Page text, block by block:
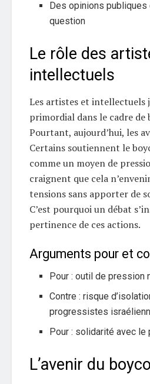
Des opinions
question
Le rôle des
intellectuels
Les artistes et intellectuels
primordial dans le cadre
Pourtant, aujourd’hui, les
Certains soutiennent le
comme un moyen de
craignent que cela
tensions sans apporter de
C’est pourquoi un débat
pertinence de ces actions.
Arguments pour et
Pour : outil de pression
Contre : risque
progressistes
Pour : solidarité avec
L’avenir du